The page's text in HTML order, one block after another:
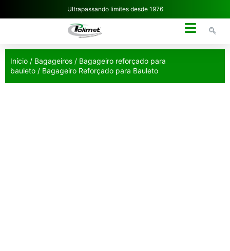
Ultrapassando limites desde 1976
Início / Bagageiros / Bagageiro reforçado para
bauleto / Bagageiro Reforçado para Bauleto